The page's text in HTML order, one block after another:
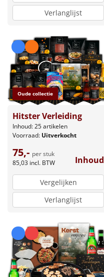
Verlanglijst
Oude collectie
Hitster Verleiding
Inhoud: 25 artikelen
Voorraad: Uitverkocht
75,- per stuk
85,03 incl. BTW Inhoud
Vergelijken
Verlanglijst